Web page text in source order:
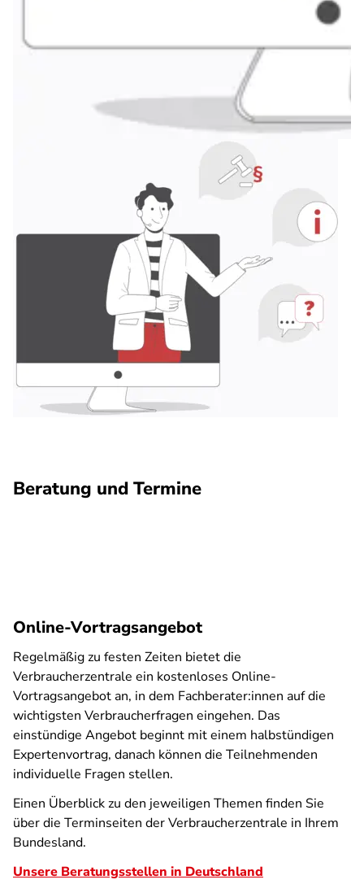
Beratung und Termine
Online-Vortragsangebot
Regelmäßig zu festen Zeiten bietet die
Verbraucherzentrale ein kostenloses Online-
Vortragsangebot an, in dem Fachberater:innen auf die
wichtigsten Verbraucherfragen eingehen. Das
einstündige Angebot beginnt mit einem halbstündigen
Expertenvortrag, danach können die Teilnehmenden
individuelle Fragen stellen.
Einen Überblick zu den jeweiligen Themen finden Sie
über die Terminseiten der Verbraucherzentrale in Ihrem
Bundesland.
Unsere Beratungsstellen in Deutschland